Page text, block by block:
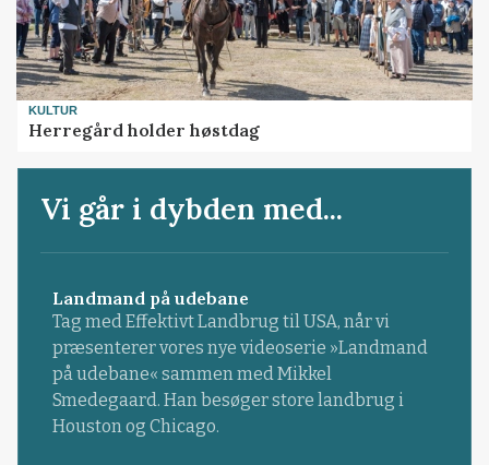
KULTUR
Herregård holder høstdag
Vi går i dybden med...
Landmand på udebane
Tag med Effektivt Landbrug til USA, når vi
præsenterer vores nye videoserie »Landmand
på udebane« sammen med Mikkel
Smedegaard. Han besøger store landbrug i
Houston og Chicago.